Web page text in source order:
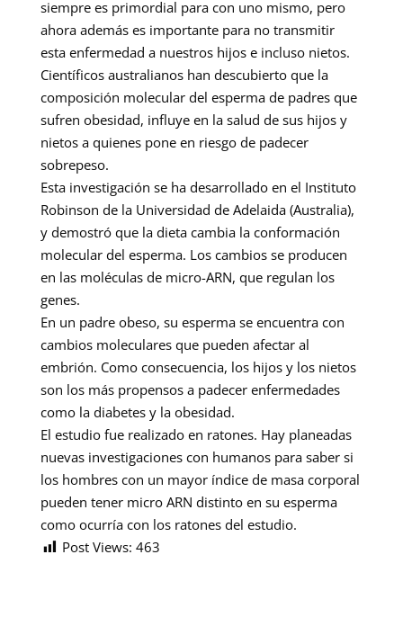
siempre es primordial para con uno mismo, pero
ahora además es importante para no transmitir
esta enfermedad a nuestros hijos e incluso nietos.
Científicos australianos han descubierto que la
composición molecular del esperma de padres que
sufren obesidad, influye en la salud de sus hijos y
nietos a quienes pone en riesgo de padecer
sobrepeso.
Esta investigación se ha desarrollado en el Instituto
Robinson de la Universidad de Adelaida (Australia),
y demostró que la dieta cambia la conformación
molecular del esperma. Los cambios se producen
en las moléculas de micro-ARN, que regulan los
genes.
En un padre obeso, su esperma se encuentra con
cambios moleculares que pueden afectar al
embrión. Como consecuencia, los hijos y los nietos
son los más propensos a padecer enfermedades
como la diabetes y la obesidad.
El estudio fue realizado en ratones. Hay planeadas
nuevas investigaciones con humanos para saber si
los hombres con un mayor índice de masa corporal
pueden tener micro ARN distinto en su esperma
como ocurría con los ratones del estudio.
Post Views: 463